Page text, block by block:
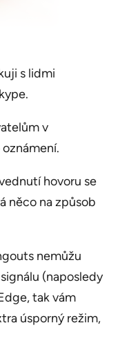
s lidmi
v
hovoru se
něco na způsob
nemůžu
(naposledy
tak vám
úsporný režim,